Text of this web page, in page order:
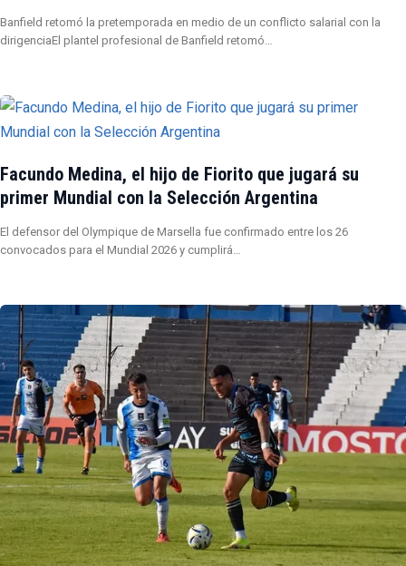
Banfield retomó la pretemporada en medio de un conflicto salarial con la
dirigenciaEl plantel profesional de Banfield retomó…
Facundo Medina, el hijo de Fiorito que jugará su
primer Mundial con la Selección Argentina
El defensor del Olympique de Marsella fue confirmado entre los 26
convocados para el Mundial 2026 y cumplirá…